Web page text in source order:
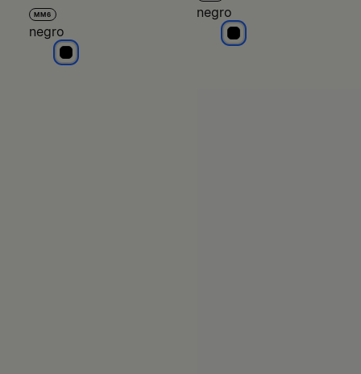
MM6
negro
negro
negro
negro